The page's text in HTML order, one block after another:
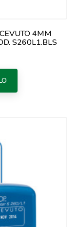
4MM
S260L1.BLS